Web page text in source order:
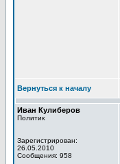
Вернуться к началу
Иван Кулиберов
Политик
Зарегистрирован:
26.05.2010
Сообщения: 958